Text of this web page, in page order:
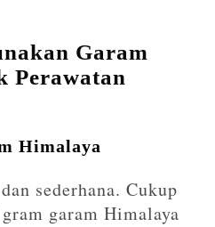
Garam
Perawatan
Himalaya
sederhana. Cukup
garam Himalaya